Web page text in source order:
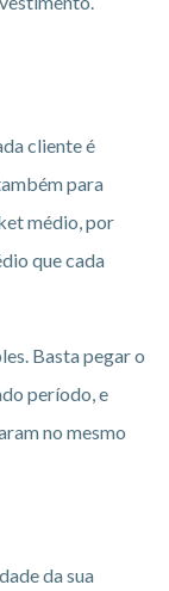
cliente é
para
médio, por
que cada
Basta pegar o
período, e
no mesmo
da sua